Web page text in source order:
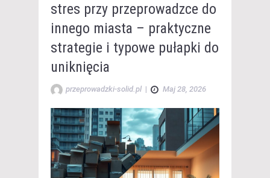
stres przy przeprowadzce do
innego miasta – praktyczne
strategie i typowe pułapki do
uniknięcia
przeprowadzki-solid.pl | Maj 28, 2026